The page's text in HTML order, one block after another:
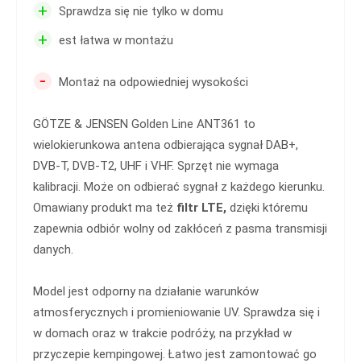
+ Sprawdza się nie tylko w domu
+ est łatwa w montażu
- Montaż na odpowiedniej wysokości
GÖTZE & JENSEN Golden Line ANT361 to
wielokierunkowa antena odbierająca sygnał DAB+,
DVB-T, DVB-T2, UHF i VHF. Sprzęt nie wymaga
kalibracji. Może on odbierać sygnał z każdego kierunku.
Omawiany produkt ma też filtr LTE, dzięki któremu
zapewnia odbiór wolny od zakłóceń z pasma transmisji
danych.
Model jest odporny na działanie warunków
atmosferycznych i promieniowanie UV. Sprawdza się i
w domach oraz w trakcie podróży, na przykład w
przyczepie kempingowej. Łatwo jest zamontować go